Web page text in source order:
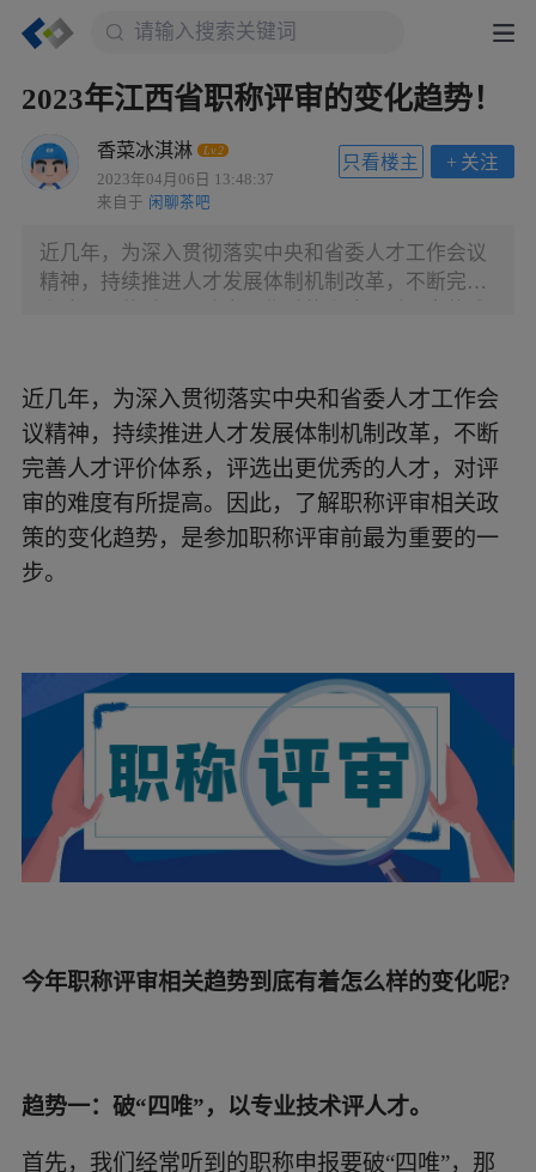
2023年江西省职称评审的变化趋势！
香菜冰淇淋 Lv.2
2023年04月06日 13:48:37
来自于 闲聊茶吧
+ 关注
只看楼主
近几年，为深入贯彻落实中央和省委人才工作会议
精神，持续推进人才发展体制机制改革，不断完善
称评审相关趋势到底有着怎么样的变化呢? 趋势
一：破“四唯”，以专业技术评人才。 首先，我们经
常听到的职称申报要破“四唯”，那么“四唯”到底是
指哪些呢?
近几年，为深入贯彻落实中央和省委人才工作会
议精神，持续推进人才发展体制机制改革，不断
完善人才评价体系，评选出更优秀的人才，对评
审的难度有所提高。因此，了解职称评审相关政
策的变化趋势，是参加职称评审前最为重要的一
步。
今年职称评审相关趋势到底有着怎么样的变化呢?
趋势一：破“四唯”，以专业技术评人才。
首先，我们经常听到的职称申报要破“四唯”，那